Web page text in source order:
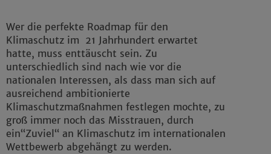
Wer die perfekte Roadmap für den
Klimaschutz im 21 Jahrhundert erwartet
hatte, muss enttäuscht sein. Zu
unterschiedlich sind nach wie vor die
nationalen Interessen, als dass man sich auf
ausreichend ambitionierte
Klimaschutzmaßnahmen festlegen mochte, zu
groß immer noch das Misstrauen, durch
ein“Zuviel“ an Klimaschutz im internationalen
Wettbewerb abgehängt zu werden.